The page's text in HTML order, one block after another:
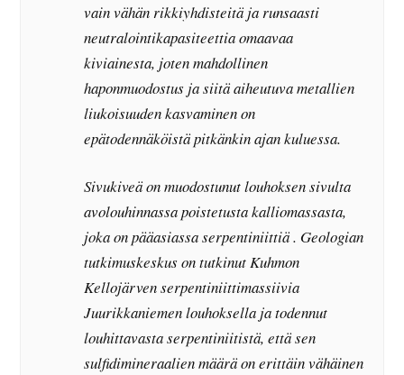
vain vähän rikkiyhdisteitä ja runsaasti
neutralointikapasiteettia omaavaa
kiviainesta, joten mahdollinen
haponmuodostus ja siitä aiheutuva metallien
liukoisuuden kasvaminen on
epätodennäköistä pitkänkin ajan kuluessa.
Sivukiveä on muodostunut louhoksen sivulta
avolouhinnassa poistetusta kalliomassasta,
joka on pääasiassa serpentiniittiä . Geologian
tutkimuskeskus on tutkinut Kuhmon
Kellojärven serpentiniittimassiivia
Juurikkaniemen louhoksella ja todennut
louhittavasta serpentiniitistä, että sen
sulfidimineraalien määrä on erittäin vähäinen